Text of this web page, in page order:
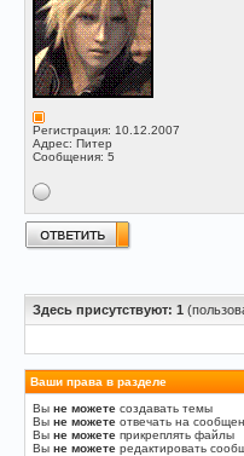
Регистрация: 10.12.2007
Адрес: Питер
Сообщения: 5
Здесь присутствуют: 1
Ваши права в разделе
Вы не можете создавать темы
Вы не можете отвечать на
Вы не можете прикреплять файлы
Вы не можете редактировать